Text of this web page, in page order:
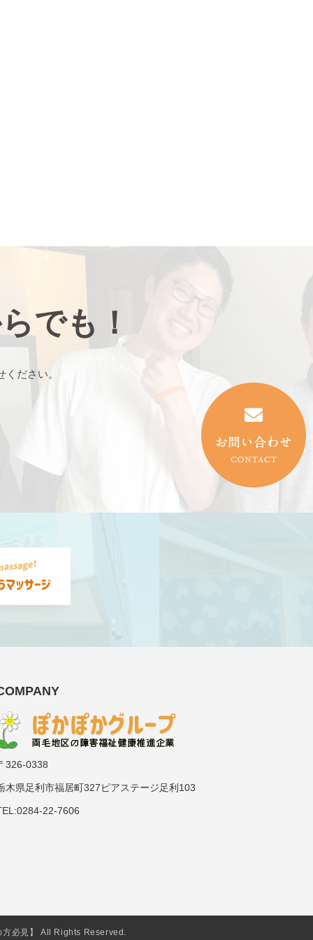
でも！
ださい。
326-0338
木県足利市福居町327ピアステージ足利103
22-7606
方必見】 All Rights Reserved.